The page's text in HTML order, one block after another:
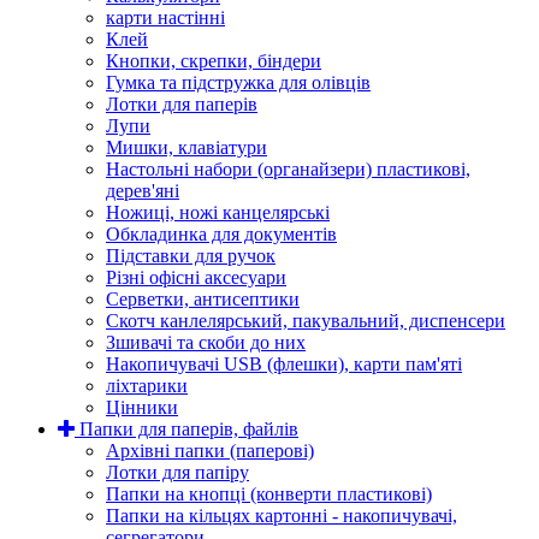
карти настінні
Клей
Кнопки, скрепки, біндери
Гумка та підстружка для олівців
Лотки для паперів
Лупи
Мишки, клавіатури
Настольні набори (органайзери) пластикові,
дерев'яні
Ножиці, ножі канцелярські
Обкладинка для документів
Підставки для ручок
Різні офісні аксесуари
Серветки, антисептики
Скотч канлелярський, пакувальний, диспенсери
Зшивачі та скоби до них
Накопичувачі USB (флешки), карти пам'яті
ліхтарики
Цінники
Папки для паперів, файлів
Архівні папки (паперові)
Лотки для папіру
Папки на кнопці (конверти пластикові)
Папки на кільцях картонні - накопичувачі,